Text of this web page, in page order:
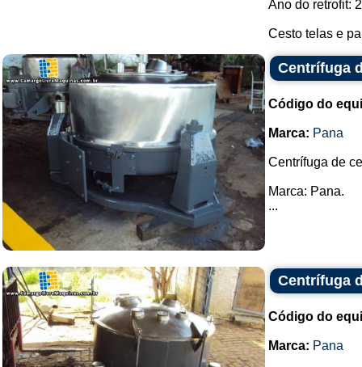
Ano do retrofit:
Cesto telas e
Centrífuga
Código do
Marca: Pana
Centrífuga de
Marca: Pana.
...
Centrífuga
Código do
Marca: Pana